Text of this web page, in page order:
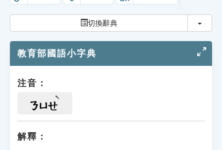
切換辭典 切換
教育部國語小字典
注音：
ㄋㄩㄝ
解釋：